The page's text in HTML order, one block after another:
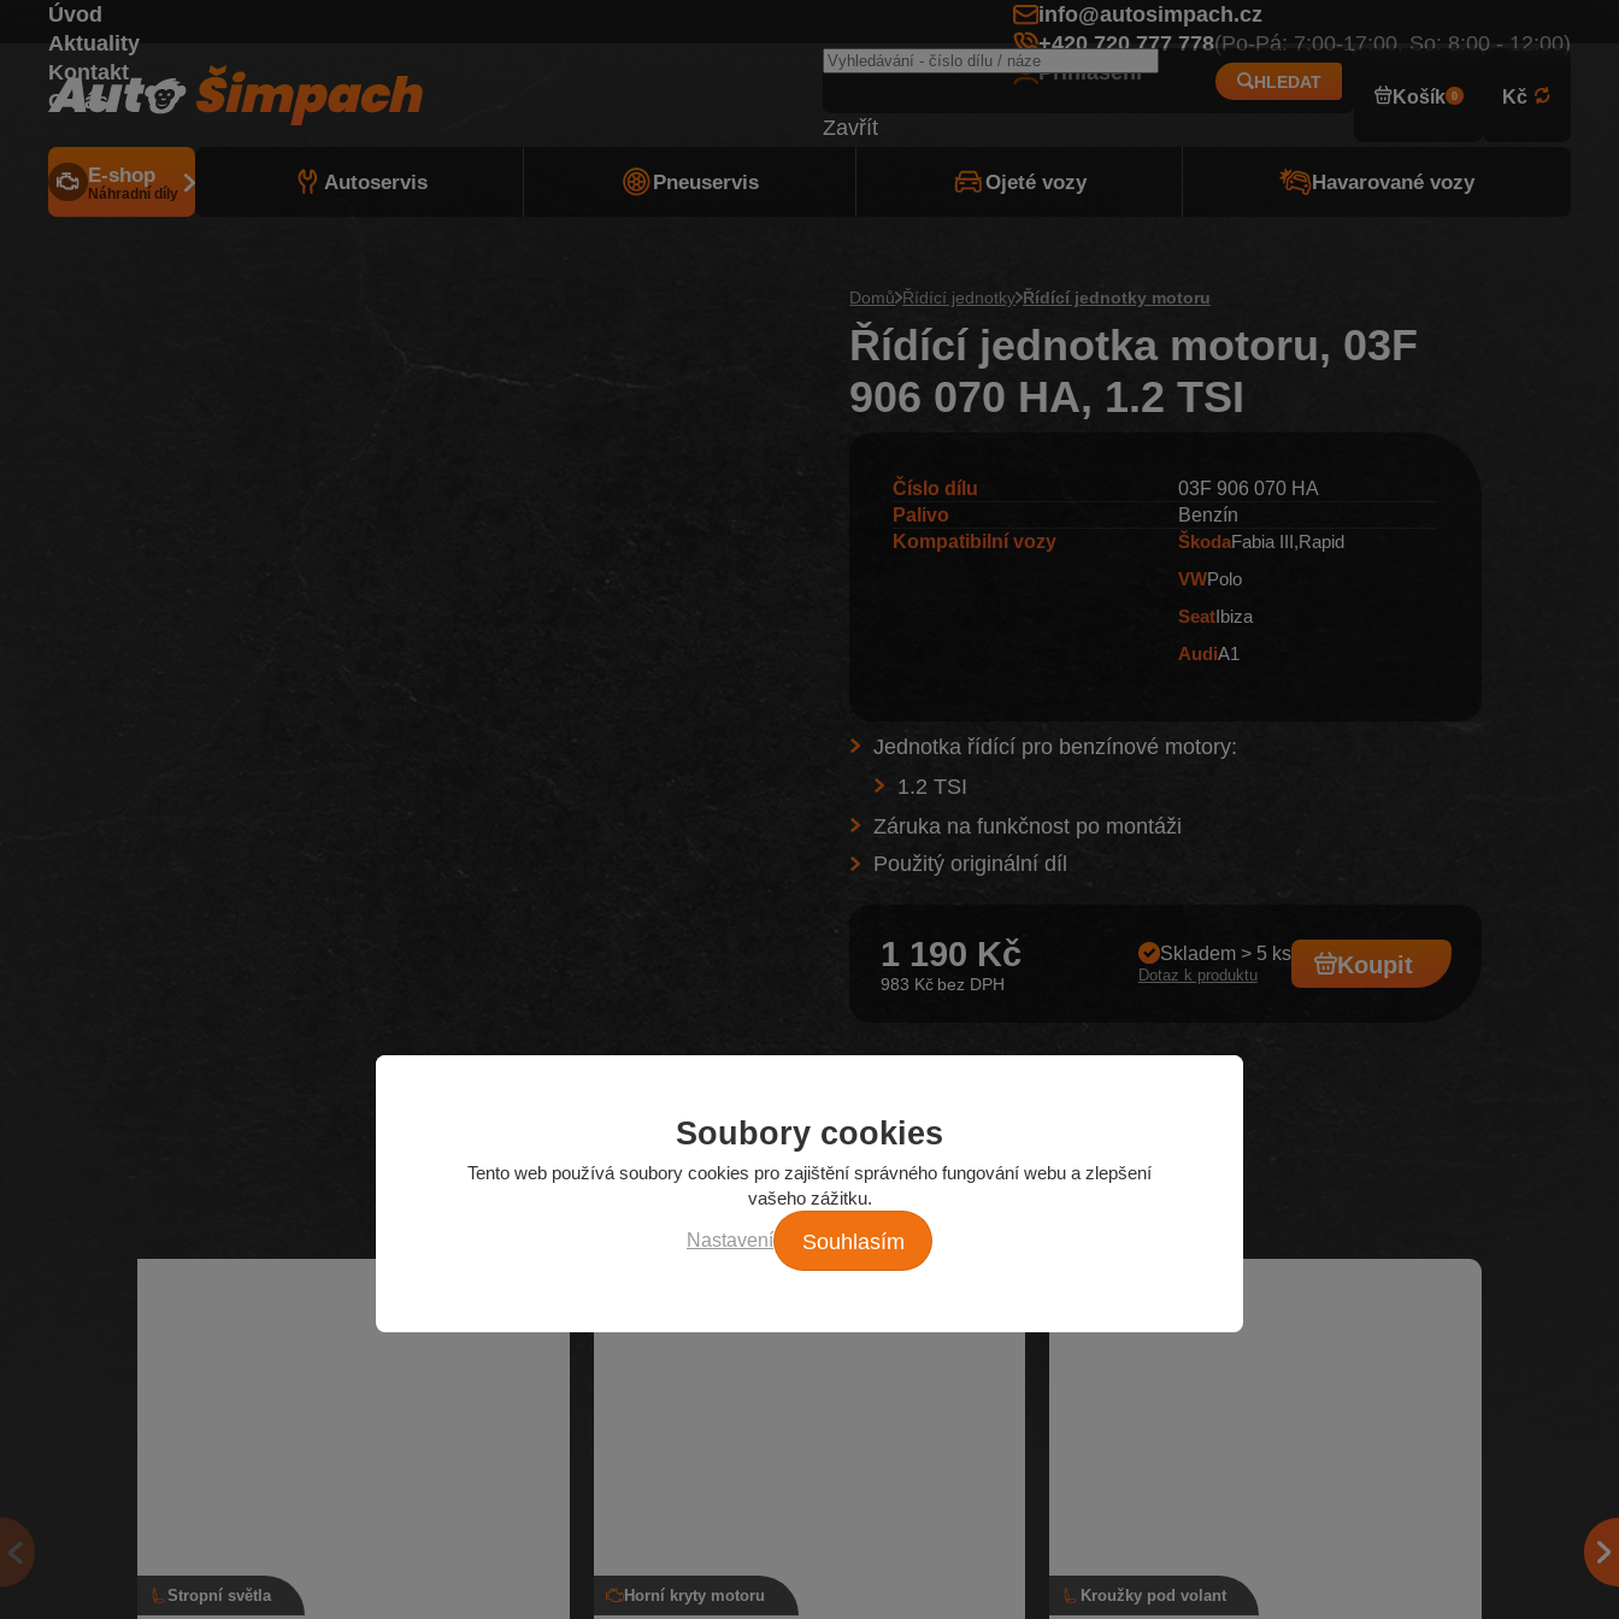
Úvod
Aktuality
Kontakt
O nás
info@autosimpach.cz
+420 720 777 778(Po-Pá: 7:00-17:00, So: 8:00 - 12:00)
Přihlášení
E-shop
Náhradní díly Autoservis Pneuservis Ojeté vozy Havarované vozy
HLEDAT
Zavřít
Košík 0 Kč
Domů Řídící jednotky Řídící jednotky motoru
Řídící jednotka motoru, 03F
906 070 HA, 1.2 TSI
Číslo dílu
03F 906 070 HA
Palivo
Benzín
Kompatibilní vozy
ŠkodaFabia III Rapid
VWPolo
Seat Ibiza
AudiA1
Jednotka řídící pro benzínové motory:
1.2 TSI
Záruka na funkčnost po montáži
Použitý originální díl
1 190 Kč
983 Kč
Skladem > 5 ks
Dotaz k produktu Koupit
Z našeho e-shopu
Nejžádanější autodíly
Stropní světla Horní kryty motoru Kroužky pod volant
Soubory cookies
Tento web používá soubory cookies pro zajištění správného fungování webu a zlepšení
vašeho zážitku.
Nastavení Souhlasím